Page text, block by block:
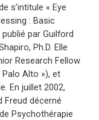
s’intitule « Eye
: Basic
par Guilford
Ph.D. Elle
Research Fellow
Palo Alto »), et
En juillet 2002,
Freud décerné
Psychothérapie